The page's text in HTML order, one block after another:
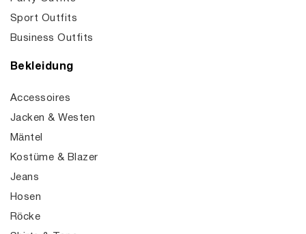
Sport Outfits
Business Outfits
Bekleidung
Accessoires
Jacken & Westen
Mäntel
Kostüme & Blazer
Jeans
Hosen
Röcke